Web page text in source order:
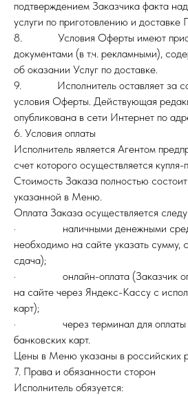
подтверждением Заказчика факта
услуги по приготовлению и доставке
8. Условия Оферты имеют
документами (в т.ч. рекламными),
об оказании Услуг по доставке.
9. Исполнитель оставляет за
условия Оферты. Действующая
опубликована в сети Интернет по
6. Условия оплаты
Исполнитель является Агентом
счет которого осуществляется
Стоимость Заказа полностью
указанной в Меню.
Оплата Заказа осуществляется
· наличными денежными
необходимо на сайте указать сумму,
сдача);
· онлайн-оплата (Заказчик
на сайте через Яндекс-Кассу с
карт);
· через терминал для оплаты с
банковских карт.
Цены в Меню указаны в российских
7. Права и обязанности сторон
Исполнитель обязуется: